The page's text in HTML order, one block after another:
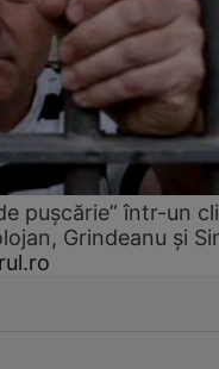
pușcărie” într-un
Grindeanu și